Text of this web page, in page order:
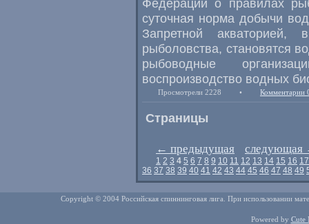
Федерации о правилах
суточная норма добычи
Запретной акваторией,
рыболовства, становятся
рыбоводные
воспроизводство водных
Просмотрели 2228 • Комментарии
Страницы
← предыдущая следующая
1 2 3 4 5 6 7 8 9 10 11 12 13 14 15 16 17
36 37 38 39 40 41 42 43 44 45 46 47 48 49
Copyright © 2004 Российская спиннинговая лига. При использовании
Powered by Cute